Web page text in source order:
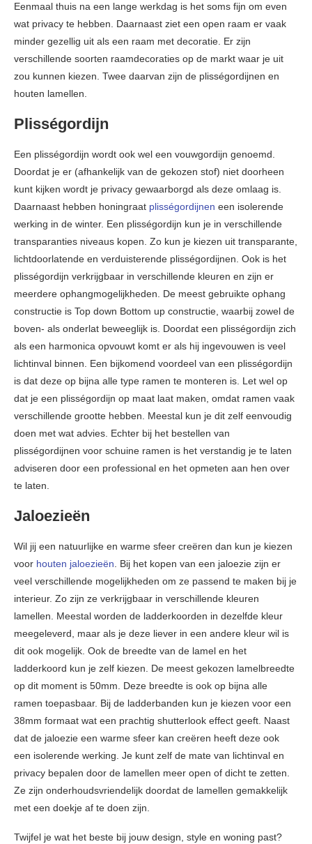
Eenmaal thuis na een lange werkdag is het soms fijn om even
wat privacy te hebben. Daarnaast ziet een open raam er vaak
minder gezellig uit als een raam met decoratie. Er zijn
verschillende soorten raamdecoraties op de markt waar je uit
zou kunnen kiezen. Twee daarvan zijn de plisségordijnen en
houten lamellen.
Plisségordijn
Een plisségordijn wordt ook wel een vouwgordijn genoemd.
Doordat je er (afhankelijk van de gekozen stof) niet doorheen
kunt kijken wordt je privacy gewaarborgd als deze omlaag is.
Daarnaast hebben honingraat plisségordijnen een isolerende
werking in de winter. Een plisségordijn kun je in verschillende
transparanties niveaus kopen. Zo kun je kiezen uit transparante,
lichtdoorlatende en verduisterende plisségordijnen. Ook is het
plisségordijn verkrijgbaar in verschillende kleuren en zijn er
meerdere ophangmogelijkheden. De meest gebruikte ophang
constructie is Top down Bottom up constructie, waarbij zowel de
boven- als onderlat beweeglijk is. Doordat een plisségordijn zich
als een harmonica opvouwt komt er als hij ingevouwen is veel
lichtinval binnen. Een bijkomend voordeel van een plisségordijn
is dat deze op bijna alle type ramen te monteren is. Let wel op
dat je een plisségordijn op maat laat maken, omdat ramen vaak
verschillende grootte hebben. Meestal kun je dit zelf eenvoudig
doen met wat advies. Echter bij het bestellen van
plisségordijnen voor schuine ramen is het verstandig je te laten
adviseren door een professional en het opmeten aan hen over
te laten.
Jaloezieën
Wil jij een natuurlijke en warme sfeer creëren dan kun je kiezen
voor houten jaloezieën. Bij het kopen van een jaloezie zijn er
veel verschillende mogelijkheden om ze passend te maken bij je
interieur. Zo zijn ze verkrijgbaar in verschillende kleuren
lamellen. Meestal worden de ladderkoorden in dezelfde kleur
meegeleverd, maar als je deze liever in een andere kleur wil is
dit ook mogelijk. Ook de breedte van de lamel en het
ladderkoord kun je zelf kiezen. De meest gekozen lamelbreedte
op dit moment is 50mm. Deze breedte is ook op bijna alle
ramen toepasbaar. Bij de ladderbanden kun je kiezen voor een
38mm formaat wat een prachtig shutterlook effect geeft. Naast
dat de jaloezie een warme sfeer kan creëren heeft deze ook
een isolerende werking. Je kunt zelf de mate van lichtinval en
privacy bepalen door de lamellen meer open of dicht te zetten.
Ze zijn onderhoudsvriendelijk doordat de lamellen gemakkelijk
met een doekje af te doen zijn.
Twijfel je wat het beste bij jouw design, style en woning past?